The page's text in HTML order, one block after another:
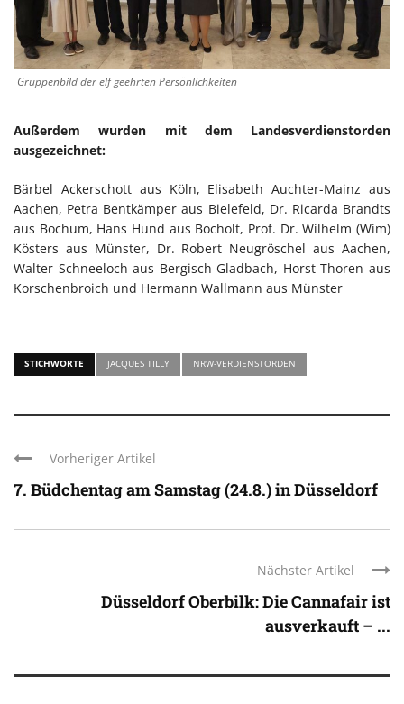
Gruppenbild der elf geehrten Persönlichkeiten
Außerdem wurden mit dem Landesverdienstorden
ausgezeichnet:
Bärbel Ackerschott aus Köln, Elisabeth Auchter-Mainz aus
Aachen, Petra Bentkämper aus Bielefeld, Dr. Ricarda Brandts
aus Bochum, Hans Hund aus Bocholt, Prof. Dr. Wilhelm (Wim)
Kösters aus Münster, Dr. Robert Neugröschel aus Aachen,
Walter Schneeloch aus Bergisch Gladbach, Horst Thoren aus
Korschenbroich und Hermann Wallmann aus Münster
STICHWORTE JACQUES TILLY NRW-VERDIENSTORDEN
Vorheriger Artikel
7. Büdchentag am Samstag (24.8.) in Düsseldorf
Nächster Artikel
Düsseldorf Oberbilk: Die Cannafair ist
ausverkauft – ...